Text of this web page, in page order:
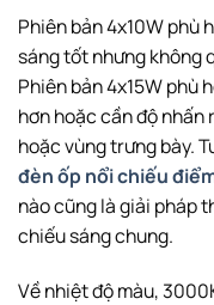
Phiên bản 4x10W phù
sáng tốt nhưng không
Phiên bản 4x15W phù
hơn hoặc cần độ nhấn
hoặc vùng trưng bày.
đèn ốp nổi chiếu
nào cũng là giải pháp
chiếu sáng chung.
Về nhiệt độ màu,